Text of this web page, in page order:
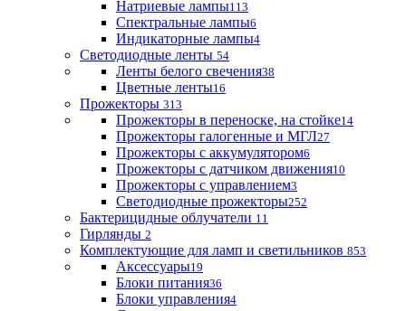
Натриевые лампы113
Спектральные лампы6
Индикаторные лампы4
Светодиодные ленты 54
Ленты белого свечения38
Цветные ленты16
Прожекторы 313
Прожекторы в переноске, на стойке14
Прожекторы галогенные и МГЛ27
Прожекторы с аккумулятором6
Прожекторы с датчиком движения10
Прожекторы с управлением3
Светодиодные прожекторы252
Бактерицидные облучатели 11
Гирлянды 2
Комплектующие для ламп и светильников 853
Аксессуары19
Блоки питания36
Блоки управления4